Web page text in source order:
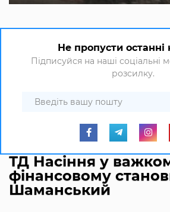
Не пропусти останні
Підписуйся на наші соціальні
розсилку.
ТД Насіння у
фінансовому
Шаманський